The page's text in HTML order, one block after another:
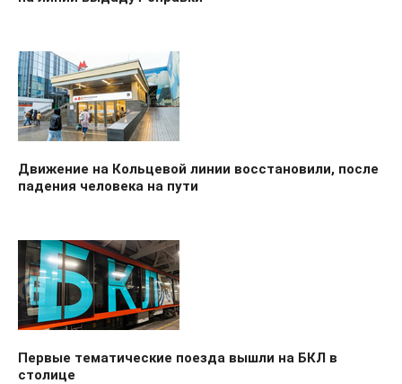
Движение на Кольцевой линии восстановили, после
падения человека на пути
Первые тематические поезда вышли на БКЛ в
столице